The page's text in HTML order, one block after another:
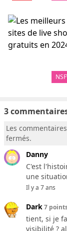
3
Les
fermés.
Danny
C'est
une
Il y a 7 ans
Dark7
tient, si je
visibilité ?